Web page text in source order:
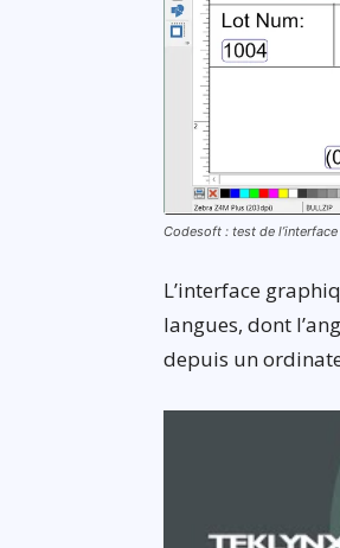
Codesoft : test de
L’interface
langues, dont
depuis un